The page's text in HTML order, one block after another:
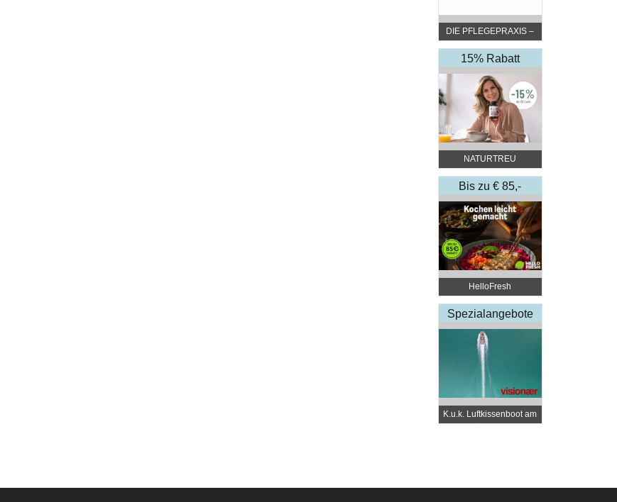
DIE PFLEGEPRAXIS –
by DGKP Katharina
Fister
15% Rabatt
NATURTREU
Bis zu € 85,-
Rabatt
HelloFresh
Spezialangebote
K.u.k. Luftkissenboot am
Wörthersee